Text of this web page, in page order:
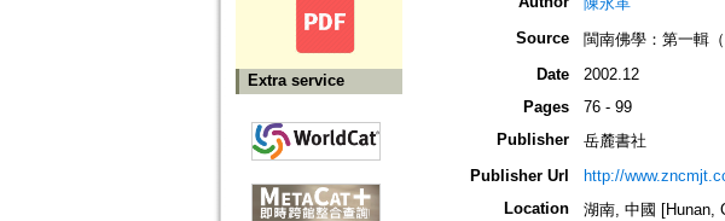
Extra service
Source
閩南佛學：第一輯（
Date
2002.12
Pages
76 - 99
Publisher
岳麓書社
Publisher Url
http://
Location
湖南, 中國 [Hunan,